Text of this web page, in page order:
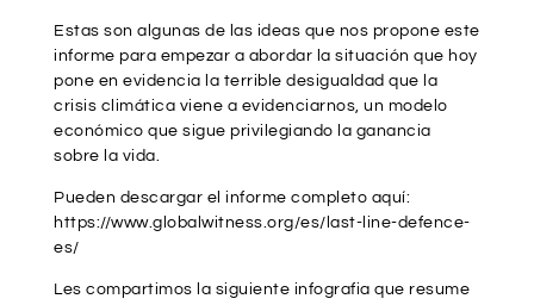
Estas son algunas de las ideas que nos propone este
informe para empezar a abordar la situación que hoy
pone en evidencia la terrible desigualdad que la
crisis climática viene a evidenciarnos, un modelo
económico que sigue privilegiando la ganancia
sobre la vida.
Pueden descargar el informe completo aquí:
https://www.globalwitness.org/es/last-line-defence-
es/
Les compartimos la siguiente infografia que resume